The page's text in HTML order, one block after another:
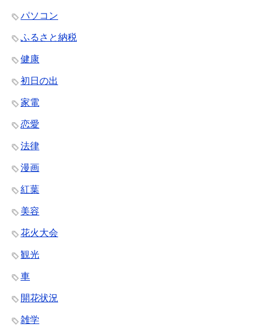
パソコン
ふるさと納税
健康
初日の出
家電
恋愛
法律
漫画
紅葉
美容
花火大会
観光
車
開花状況
雑学